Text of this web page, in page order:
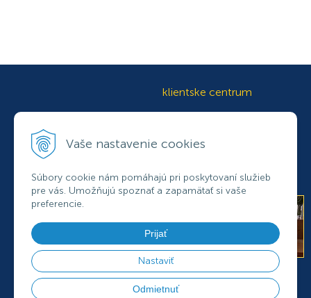
Vaše nastavenie cookies
Súbory cookie nám pomáhajú pri poskytovaní služieb
pre vás. Umožňujú spoznať a zapamätať si vaše
preferencie.
Prijať
Nastaviť
Odmietnuť
klientske centrum
+421 37
klientcentrum@osbdnr.sk
ÚDRŽBA
ENERGIE A FINANCIE
STAVEBNÉ ÚPRAVY
OSOBNÉ ÚDAJE KONTAKTY